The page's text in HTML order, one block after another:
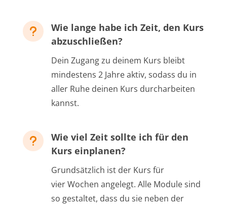
u
Wie lange habe ich Zeit, den Kurs
abzuschließen?
Dein Zugang zu deinem Kurs bleibt
mindestens 2 Jahre aktiv, sodass du in
aller Ruhe deinen Kurs durcharbeiten
kannst.
u
Wie viel Zeit sollte ich für den
Kurs einplanen?
Grundsätzlich ist der Kurs für
vier Wochen angelegt. Alle Module sind
so gestaltet, dass du sie neben der